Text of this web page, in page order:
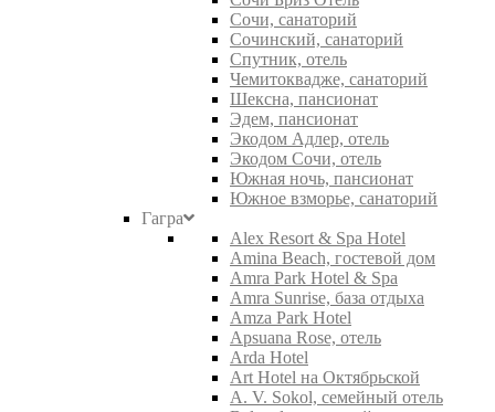
Сочи, санаторий
Сочинский, санаторий
Спутник, отель
Чемитоквадже, санаторий
Шексна, пансионат
Эдем, пансионат
Экодом Адлер, отель
Экодом Сочи, отель
Южная ночь, пансионат
Южное взморье, санаторий
Гагра
Alex Resort & Spa Hotel
Amina Beach, гостевой дом
Amra Park Hotel & Spa
Amra Sunrise, база отдыха
Amza Park Hotel
Apsuana Rose, отель
Arda Hotel
Art Hotel на Октябрьской
A. V. Sokol, семейный отель